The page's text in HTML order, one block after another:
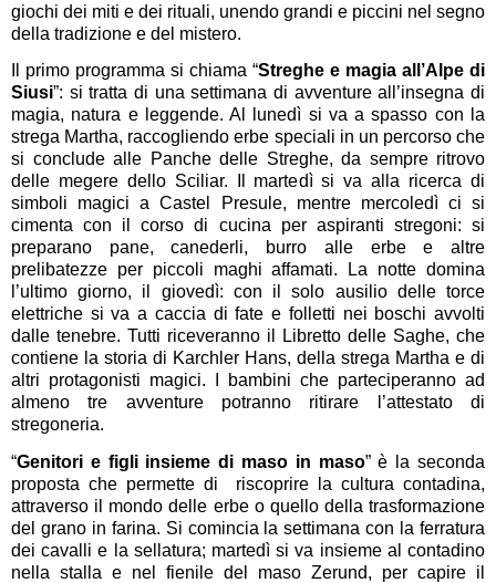
giochi dei miti e dei rituali, unendo grandi e piccini nel segno
della tradizione e del mistero.
Il primo programma si chiama “Streghe e magia all’Alpe di
Siusi”: si tratta di una settimana di avventure all’insegna di
magia, natura e leggende. Al lunedì si va a spasso con la
strega Martha, raccogliendo erbe speciali in un percorso che
si conclude alle Panche delle Streghe, da sempre ritrovo
delle megere dello Sciliar. Il martedì si va alla ricerca di
simboli magici a Castel Presule, mentre mercoledì ci si
cimenta con il corso di cucina per aspiranti stregoni: si
preparano pane, canederli, burro alle erbe e altre
prelibatezze per piccoli maghi affamati. La notte domina
l’ultimo giorno, il giovedì: con il solo ausilio delle torce
elettriche si va a caccia di fate e folletti nei boschi avvolti
dalle tenebre. Tutti riceveranno il Libretto delle Saghe, che
contiene la storia di Karchler Hans, della strega Martha e di
altri protagonisti magici. I bambini che parteciperanno ad
almeno tre avventure potranno ritirare l’attestato di
stregoneria.
“Genitori e figli insieme di maso in maso” è la seconda
proposta che permette di
riscoprire la cultura contadina,
attraverso il mondo delle erbe o quello della trasformazione
del grano in farina. Si comincia la settimana con la ferratura
dei cavalli e la sellatura; martedì si va insieme al contadino
nella stalla e nel fienile del maso Zerund, per capire il